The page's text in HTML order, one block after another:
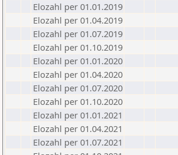
Elozahl per 01.01.2019
Elozahl per 01.04.2019
Elozahl per 01.07.2019
Elozahl per 01.10.2019
Elozahl per 01.01.2020
Elozahl per 01.04.2020
Elozahl per 01.07.2020
Elozahl per 01.10.2020
Elozahl per 01.01.2021
Elozahl per 01.04.2021
Elozahl per 01.07.2021